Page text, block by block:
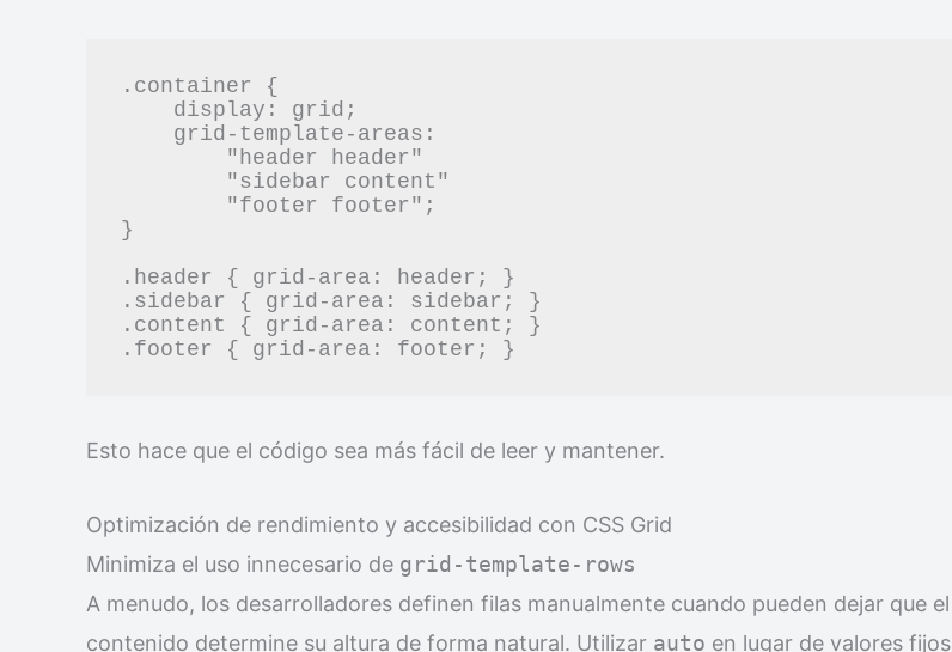
.container {
}
.header { grid-area: header; }
.sidebar { grid-area: sidebar; }
.content { grid-area: content; }
Esto hace que el código sea más fácil de leer y mantener.
Optimización de rendimiento y accesibilidad con CSS Grid
Minimiza el uso innecesario de grid-template-rows
A menudo, los desarrolladores definen filas manualmente cuando pueden dejar que el
contenido determine su altura de forma natural. Utilizar auto en lugar de valores fijos